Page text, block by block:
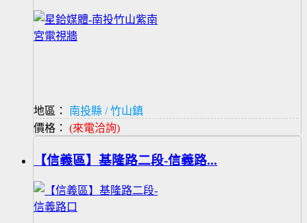
地區：
南投縣 / 竹山鎮
價格： (來電洽詢)
【信義區】基隆路二段-信義路...